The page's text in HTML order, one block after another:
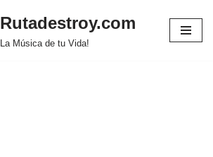
Rutadestroy.com
La Música de tu Vida!